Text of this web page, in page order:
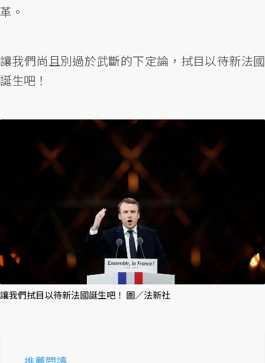
革。
讓我們尚且別過於武斷的下定論，拭目以待新法國
誕生吧！
讓我們拭目以待新法國誕生吧！ 圖／法新社